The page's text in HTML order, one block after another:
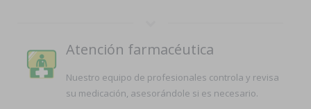
Atención farmacéutica
Nuestro equipo de profesionales controla y revisa
su medicación, asesorándole si es necesario.